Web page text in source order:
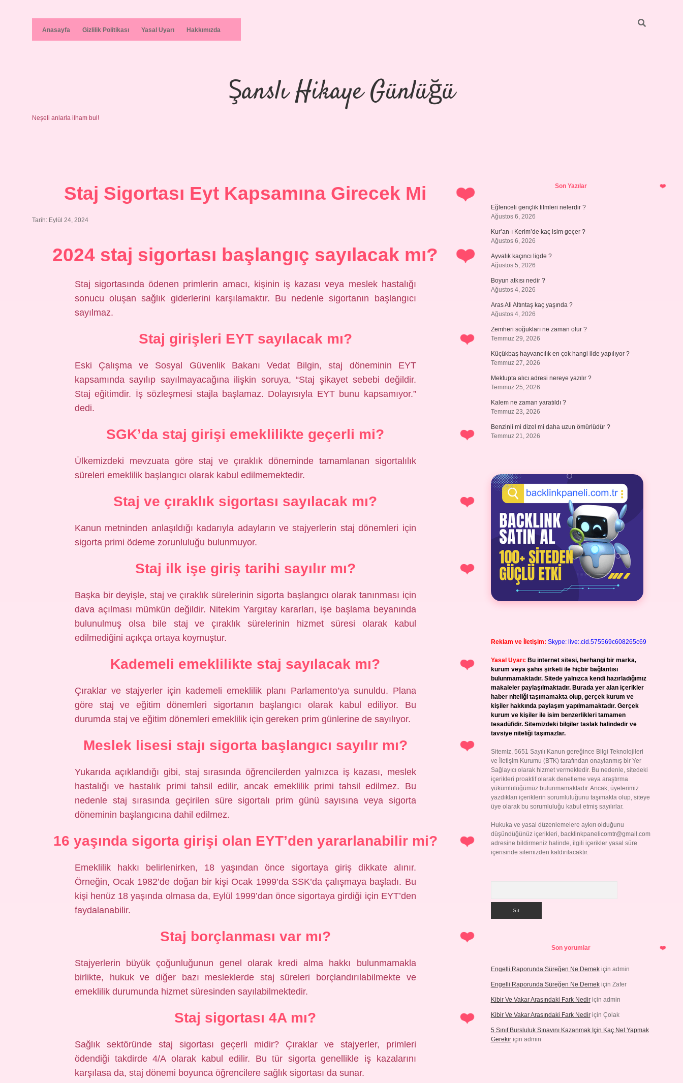
Anasayfa Gizlilik Politikası Yasal Uyarı Hakkımızda
Şanslı Hikaye Günlüğü
Neşeli anlarla ilham bul!
Staj Sigortası Eyt Kapsamına Girecek Mi
Tarih: Eylül 24, 2024
2024 staj sigortası başlangıç sayılacak mı?
Staj sigortasında ödenen primlerin amacı, kişinin iş kazası veya meslek hastalığı
sonucu oluşan sağlık giderlerini karşılamaktır. Bu nedenle sigortanın başlangıcı
sayılmaz.
Staj girişleri EYT sayılacak mı?
Eski Çalışma ve Sosyal Güvenlik Bakanı Vedat Bilgin, staj döneminin EYT
kapsamında sayılıp sayılmayacağına ilişkin soruya, “Staj şikayet sebebi değildir.
Staj eğitimdir. İş sözleşmesi stajla başlamaz. Dolayısıyla EYT bunu kapsamıyor.”
dedi.
SGK’da staj girişi emeklilikte geçerli mi?
Ülkemizdeki mevzuata göre staj ve çıraklık döneminde tamamlanan sigortalılık
süreleri emeklilik başlangıcı olarak kabul edilmemektedir.
Staj ve çıraklık sigortası sayılacak mı?
Kanun metninden anlaşıldığı kadarıyla adayların ve stajyerlerin staj dönemleri için
sigorta primi ödeme zorunluluğu bulunmuyor.
Staj ilk işe giriş tarihi sayılır mı?
Başka bir deyişle, staj ve çıraklık sürelerinin sigorta başlangıcı olarak tanınması için
dava açılması mümkün değildir. Nitekim Yargıtay kararları, işe başlama beyanında
bulunulmuş olsa bile staj ve çıraklık sürelerinin hizmet süresi olarak kabul
edilmediğini açıkça ortaya koymuştur.
Kademeli emeklilikte staj sayılacak mı?
Çıraklar ve stajyerler için kademeli emeklilik planı Parlamento’ya sunuldu. Plana
göre staj ve eğitim dönemleri sigortanın başlangıcı olarak kabul ediliyor. Bu
durumda staj ve eğitim dönemleri emeklilik için gereken prim günlerine de sayılıyor.
Meslek lisesi stajı sigorta başlangıcı sayılır mı?
Yukarıda açıklandığı gibi, staj sırasında öğrencilerden yalnızca iş kazası, meslek
hastalığı ve hastalık primi tahsil edilir, ancak emeklilik primi tahsil edilmez. Bu
nedenle staj sırasında geçirilen süre sigortalı prim günü sayısına veya sigorta
döneminin başlangıcına dahil edilmez.
16 yaşında sigorta girişi olan EYT’den yararlanabilir mi?
Emeklilik hakkı belirlenirken, 18 yaşından önce sigortaya giriş dikkate alınır.
Örneğin, Ocak 1982’de doğan bir kişi Ocak 1999’da SSK’da çalışmaya başladı. Bu
kişi henüz 18 yaşında olmasa da, Eylül 1999’dan önce sigortaya girdiği için EYT’den
faydalanabilir.
Staj borçlanması var mı?
Stajyerlerin büyük çoğunluğunun genel olarak kredi alma hakkı bulunmamakla
birlikte, hukuk ve diğer bazı mesleklerde staj süreleri borçlandırılabilmekte ve
emeklilik durumunda hizmet süresinden sayılabilmektedir.
Staj sigortası 4A mı?
Sağlık sektöründe staj sigortası geçerli midir? Çıraklar ve stajyerler, primleri
ödendiği takdirde 4/A olarak kabul edilir. Bu tür sigorta genellikle iş kazalarını
karşılasa da, staj dönemi boyunca öğrencilere sağlık sigortası da sunar.
SidebarSon Yazılar
Eğlenceli gençlik filmleri nelerdir ?
Ağustos 6, 2026
Kur’an-ı Kerim’de kaç isim geçer ?
Ağustos 6, 2026
Ayvalık kaçıncı ligde ?
Ağustos 5, 2026
Boyun atkısı nedir ?
Ağustos 4, 2026
Aras Ali Altıntaş kaç yaşında ?
Ağustos 4, 2026
Zemheri soğukları ne zaman olur ?
Temmuz 29, 2026
Küçükbaş hayvancılık en çok hangi ilde yapılıyor ?
Temmuz 27, 2026
Mektupta alıcı adresi nereye yazılır ?
Temmuz 25, 2026
Kalem ne zaman yaratıldı ?
Temmuz 23, 2026
Benzinli mi dizel mi daha uzun ömürlüdür ?
Temmuz 21, 2026
Reklam ve İletişim: Skype: live:.cid.575569c608265c69
Yasal Uyarı: Bu internet sitesi, herhangi bir marka,
kurum veya şahıs şirketi ile hiçbir bağlantısı
bulunmamaktadır. Sitede yalnızca kendi hazırladığımız
makaleler paylaşılmaktadır. Burada yer alan içerikler
haber niteliği taşımamakta olup, gerçek kurum ve
kişiler hakkında paylaşım yapılmamaktadır. Gerçek
kurum ve kişiler ile isim benzerlikleri tamamen
tesadüfidir. Sitemizdeki bilgiler taslak halindedir ve
tavsiye niteliği taşımazlar.
Sitemiz, 5651 Sayılı Kanun gereğince Bilgi Teknolojileri
ve İletişim Kurumu (BTK) tarafından onaylanmış bir Yer
Sağlayıcı olarak hizmet vermektedir. Bu nedenle, sitedeki
içerikleri proaktif olarak denetleme veya araştırma
yükümlülüğümüz bulunmamaktadır. Ancak, üyelerimiz
yazdıkları içeriklerin sorumluluğunu taşımakta olup, siteye
üye olarak bu sorumluluğu kabul etmiş sayılırlar.
Hukuka ve yasal düzenlemelere aykırı olduğunu
düşündüğünüz içerikleri, backlinkpanelicomtr@gmail.com
adresine bildirmeniz halinde, ilgili içerikler yasal süre
içerisinde sitemizden kaldırılacaktır.
Son yorumlar
Engelli Raporunda Süreğen Ne Demekiçin admin
Engelli Raporunda Süreğen Ne Demekiçin Zafer
Kibir Ve Vakar Arasındaki Fark Nediriçin admin
Kibir Ve Vakar Arasındaki Fark Nediriçin Çolak
5 Sınıf Bursluluk Sınavını Kazanmak Için Kaç Net Yapmak
Gerekiriçin admin